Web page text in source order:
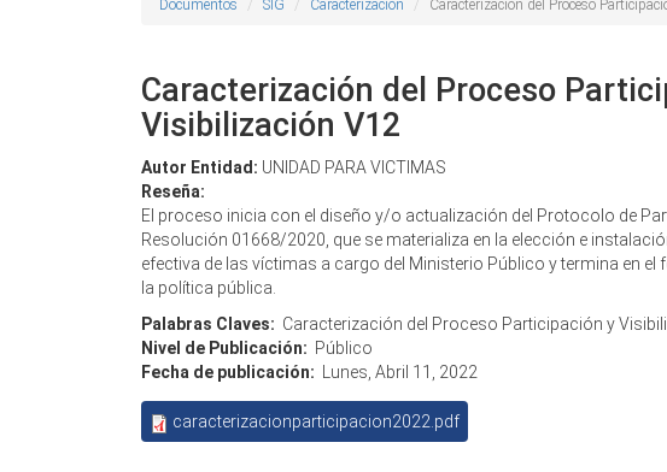
Documentos SIG Caracterización Caracterización del Proceso
Caracterización del Proceso
Visibilización V12
Autor Entidad: UNIDAD PARA VICTIMAS
Reseña:
El proceso inicia con el diseño y/o actualización del Protocolo de
Resolución 01668/2020, que se materializa en la elección e
efectiva de las víctimas a cargo del Ministerio Público y termina en
la política pública.
Palabras Claves: Caracterización del Proceso Participación y
Nivel de Publicación: Público
Fecha de publicación: Lunes, Abril 11, 2022
caracterizacionparticipacion2022.pdf